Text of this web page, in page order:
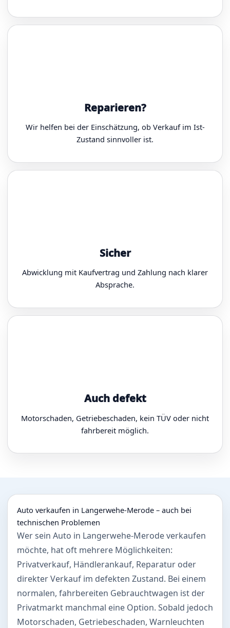
Reparieren?
Wir helfen bei der Einschätzung, ob Verkauf im Ist-
Zustand sinnvoller ist.
Sicher
Abwicklung mit Kaufvertrag und Zahlung nach klarer
Absprache.
Auch defekt
Motorschaden, Getriebeschaden, kein TÜV oder nicht
fahrbereit möglich.
Auto verkaufen in Langerwehe-Merode – auch bei
technischen Problemen
Wer sein Auto in Langerwehe-Merode verkaufen
möchte, hat oft mehrere Möglichkeiten:
Privatverkauf, Händlerankauf, Reparatur oder
direkter Verkauf im defekten Zustand. Bei einem
normalen, fahrbereiten Gebrauchtwagen ist der
Privatmarkt manchmal eine Option. Sobald jedoch
Motorschaden, Getriebeschaden, Warnleuchten